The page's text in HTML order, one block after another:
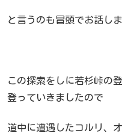
と言うのも冒頭でお話し
この探索をしに若杉峠の
登っていきましたので
道中に遭遇したコルリ、